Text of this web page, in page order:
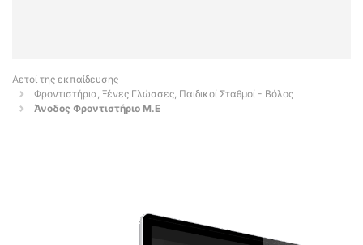
Αετοί της εκπαίδευσης
Φροντιστήρια, Ξένες Γλώσσες, Παιδικοί Σταθμοί - Βόλος
Άνοδος Φροντιστήριο Μ.Ε